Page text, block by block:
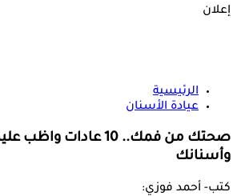
إعلان
الرئيسية
عيادة الأسنان
صحتك من فمك.. 10 عادات
وأسنانك
كتب- أحمد فوزي: